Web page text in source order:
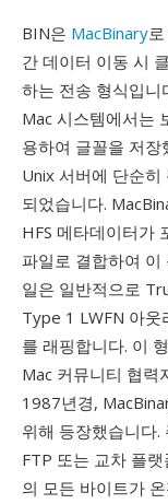
BIN은 MacBinary
간 데이터 이동 시
하는 전송 형식입
Mac 시스템에서는
용하여 글꼴을 저
Unix 서버에 단순
되었습니다.
HFS 메타데이터가
파일로 결합하여
일은 일반적으로
Type 1 LWFN 아웃
를 래핑합니다. 이
Mac 커뮤니티 협력
1987년경,
위해 등장했습니다.
FTP 또는 교차 플
의 모든 바이트가